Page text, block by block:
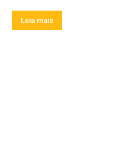
Leia mais